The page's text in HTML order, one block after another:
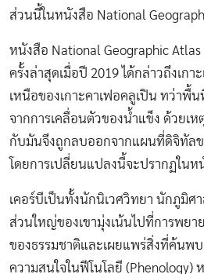
ส่วนนี้ในหนังสือ National
หนังสือ National Geographic
ครั้งล่าสุดเมื่อปี 2019 ได้กล่าวถึงเก
เหนือของเกาะคาเฟอคลูเปิน ทว่าพื้
จากการเคลื่อนตัวของน้ำแข็ง ด้วยเห
กับมันจึงถูกลบออกจากแผนที่ดิจิทัลข
โดยการเปลี่ยนแปลงนี้จะปรากฏใน
เคอร์บีเป็นทั้งนักนิเวศวิทยา นักภูมิศ
ส่วนใหญ่ของเขามุ่งเน้นไปที่การพยา
ของธรรมชาติและเผยแพร่สิ่งที่ค้นพ
ความสนใจในฟีโนโลยี